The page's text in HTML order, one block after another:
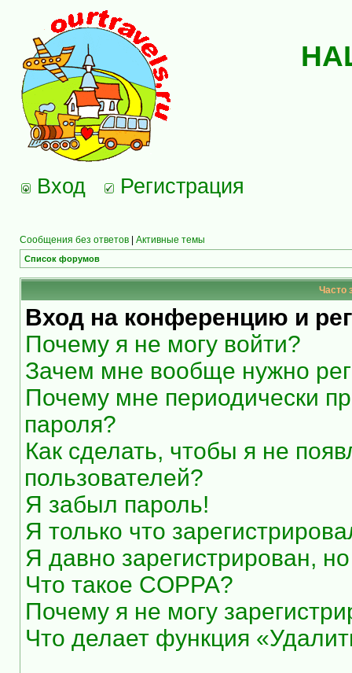
Вход Регистрация
Сообщения без ответов | Активные темы
Список форумов
Часто
Вход на конференцию и
Почему я не могу войти?
Зачем мне вообще нужно
Почему мне периодически
пароля?
Как сделать, чтобы я не
пользователей?
Я забыл пароль!
Я только что
Я давно зарегистрирован,
Что такое COPPA?
Почему я не могу
Что делает функция